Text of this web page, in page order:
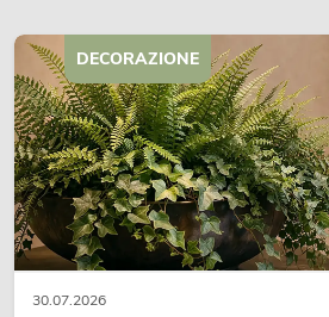
30.07.2026
DECORAZIONE